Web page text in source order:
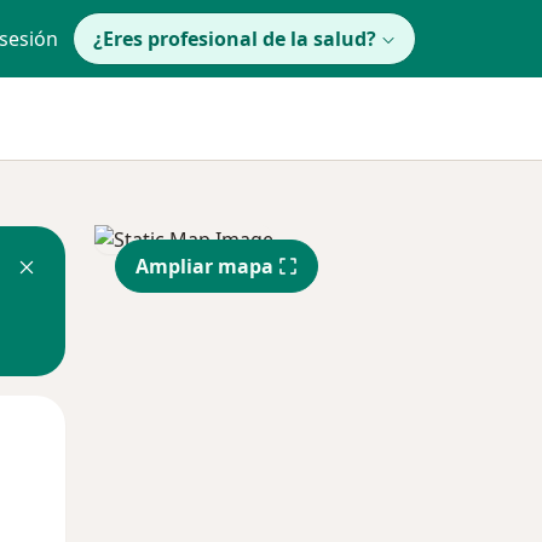
¿Eres profesional de la salud?
Ampliar mapa